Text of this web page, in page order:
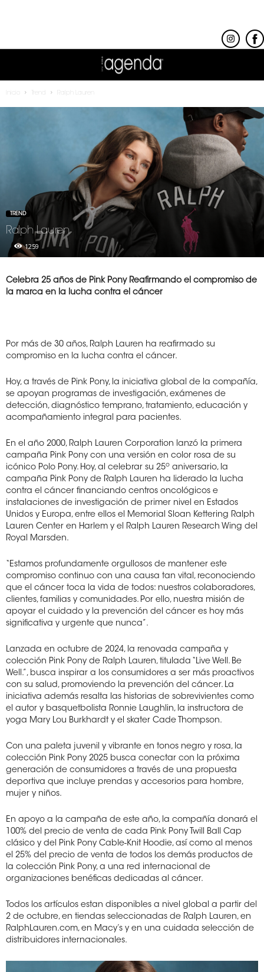
Trend Ralph Lauren
TREND
Ralph Lauren
1259
Celebra 25 años de Pink Pony Reafirmando el compromiso de
la marca en la lucha contra el cáncer
Por más de 30 años, Ralph Lauren ha reafirmado su
compromiso en la lucha contra el cáncer.
Hoy, a través de Pink Pony, la iniciativa global de la compañía,
se apoyan programas de investigación, exámenes de
detección, diagnóstico temprano, tratamiento, educación y
acompañamiento integral para pacientes.
En el año 2000, Ralph Lauren Corporation lanzó la primera
campaña Pink Pony con una versión en color rosa de su
icónico Polo Pony. Hoy, al celebrar su 25o aniversario, la
campaña Pink Pony de Ralph Lauren ha liderado la lucha
contra el cáncer financiando centros oncológicos e
instalaciones de investigación de primer nivel en Estados
Unidos y Europa, entre ellos el Memorial Sloan Kettering Ralph
Lauren Center en Harlem y el Ralph Lauren Research Wing del
Royal Marsden.
“Estamos profundamente orgullosos de mantener este
compromiso continuo con una causa tan vital, reconociendo
que el cáncer toca la vida de todos: nuestros colaboradores,
clientes, familias y comunidades. Por ello, nuestra misión de
apoyar el cuidado y la prevención del cáncer es hoy más
significativa y urgente que nunca”.
Lanzada en octubre de 2024, la renovada campaña y
colección Pink Pony de Ralph Lauren, titulada “Live Well. Be
Well.”, busca inspirar a los consumidores a ser más proactivos
con su salud, promoviendo la prevención del cáncer. La
iniciativa además resalta las historias de sobrevivientes como
el autor y basquetbolista Ronnie Laughlin, la instructora de
yoga Mary Lou Burkhardt y el skater Cade Thompson.
Con una paleta juvenil y vibrante en tonos negro y rosa, la
colección Pink Pony 2025 busca conectar con la próxima
generación de consumidores a través de una propuesta
deportiva que incluye prendas y accesorios para hombre,
mujer y niños.
En apoyo a la campaña de este año, la compañía donará el
100% del precio de venta de cada Pink Pony Twill Ball Cap
clásico y del Pink Pony Cable-Knit Hoodie, así como al menos
el 25% del precio de venta de todos los demás productos de
la colección Pink Pony, a una red internacional de
organizaciones benéficas dedicadas al cáncer.
Todos los artículos estan disponibles a nivel global a partir del
2 de octubre, en tiendas seleccionadas de Ralph Lauren, en
RalphLauren.com, en Macy’s y en una cuidada selección de
distribuidores internacionales.